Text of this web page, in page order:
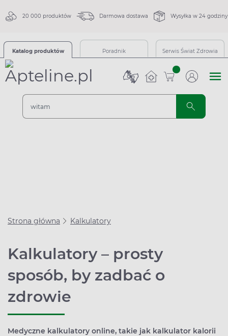
20 000 produktów Darmowa dostawa Wysyłka w 24 godziny
Katalog produktów Poradnik Serwis Świat Zdrowia
sztuk
Strona główna Kalkulatory
Kalkulatory – prosty
sposób, by zadbać o
zdrowie
Medyczne kalkulatory online, takie jak kalkulator kalorii